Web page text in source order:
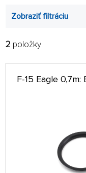
Elektro-dúchadlá
Zobraziť filtráciu
len
2 položky
F-15 Eagle